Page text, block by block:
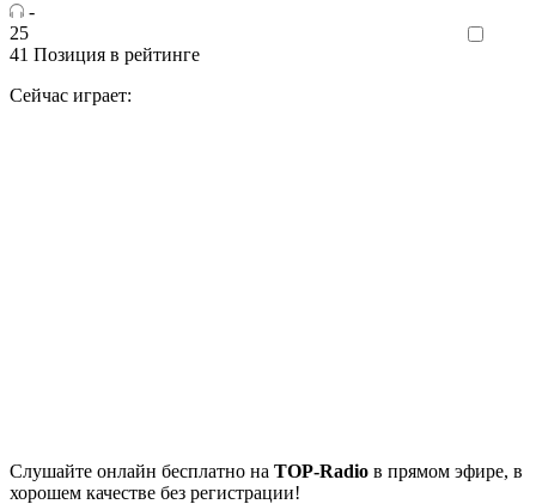
-
25
41 Позиция в рейтинге
Сейчас играет:
Cлушайте онлайн бесплатно на TOP-Radio в прямом эфире, в
хорошем качестве без регистрации!